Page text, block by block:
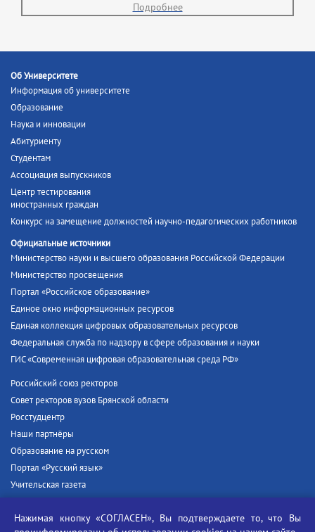
Подробнее
Об Университете
Информация об университете
Образование
Наука и инновации
Абитуриенту
Студентам
Ассоциация выпускников
Центр тестирования
иностранных граждан
Конкурс на замещение должностей научно-педагогических работников
Официальные источники
Министерство науки и высшего образования Российской Федерации
Министерство просвещения
Портал «Российское образование»
Единое окно информационных ресурсов
Единая коллекция цифровых образовательных ресурсов
Федеральная служба по надзору в сфере образования и науки
ГИС «Современная цифровая образовательная среда РФ»
Российский союз ректоров
Совет ректоров вузов Брянской области
Росстудцентр
Наши партнёры
Образование на русском
Портал «Русский язык»
Учительская газета
Единый портал государственных услуг
Нажимая кнопку «СОГЛАСЕН», Вы подтверждаете то, что Вы